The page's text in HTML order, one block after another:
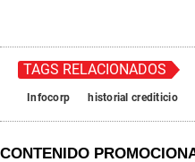
TAGS RELACIONADOS
Infocorp historial crediticio